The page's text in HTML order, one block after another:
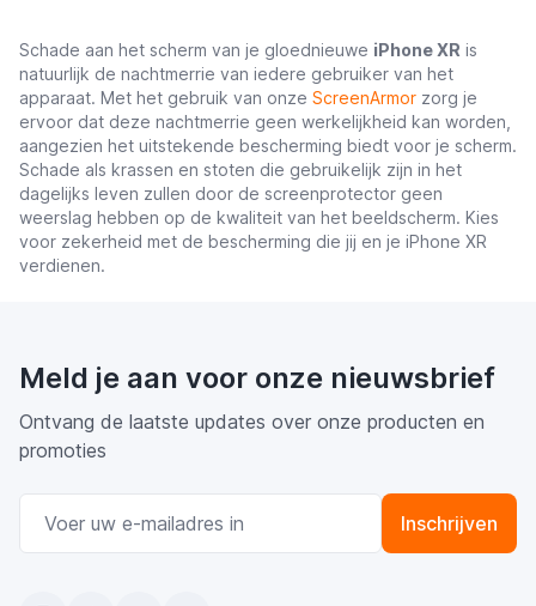
Schade aan het scherm van je gloednieuwe iPhone XR is
natuurlijk de nachtmerrie van iedere gebruiker van het
apparaat. Met het gebruik van onze ScreenArmor zorg je
ervoor dat deze nachtmerrie geen werkelijkheid kan worden,
aangezien het uitstekende bescherming biedt voor je scherm.
Schade als krassen en stoten die gebruikelijk zijn in het
dagelijks leven zullen door de screenprotector geen
weerslag hebben op de kwaliteit van het beeldscherm. Kies
voor zekerheid met de bescherming die jij en je iPhone XR
verdienen.
Meld je aan voor onze nieuwsbrief
Ontvang de laatste updates over onze producten en
promoties
Inschrijven